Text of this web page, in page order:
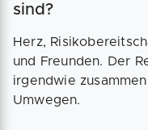
sind?
Herz,
und Freunden. Der
irgendwie
Umwegen.